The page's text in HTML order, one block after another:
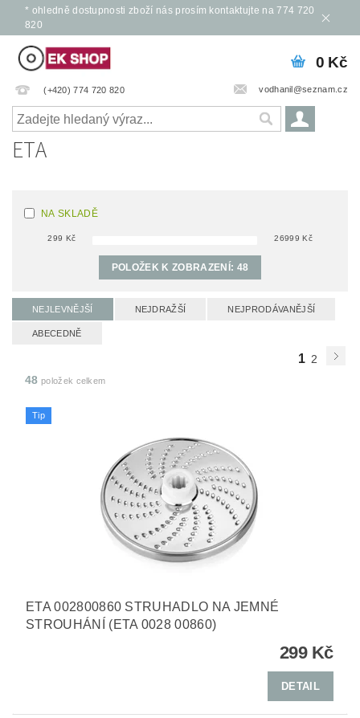
* ohledně dostupnosti zboží nás prosím kontaktujte na 774 720
820
(+420) 774 720 820 vodhanil@seznam.cz
0 Kč
ETA
NA SKLADĚ
299 Kč 26999 Kč
POLOŽEK K ZOBRAZENÍ: 48
NEJLEVNĚJŠÍ NEJDRAŽŠÍ NEJPRODÁVANĚJŠÍ
ABECEDNĚ
1 2
48 položek celkem
Tip
ETA 002800860 STRUHADLO NA JEMNÉ
STROUHÁNÍ (ETA 0028 00860)
299 Kč
DETAIL